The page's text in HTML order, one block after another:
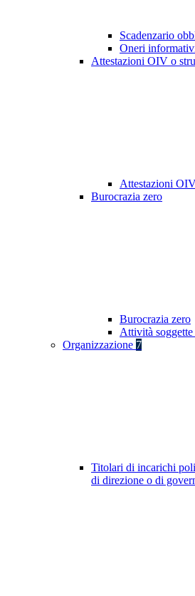
Scadenzario
Oneri
Attestazioni OIV o
Attestazioni
Burocrazia zero
Burocrazia zero
Attività
Organizzazione 7
Titolari di incarichi
di direzione o di